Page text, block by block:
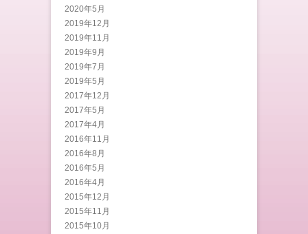
2020年5月
2019年12月
2019年11月
2019年9月
2019年7月
2019年5月
2017年12月
2017年5月
2017年4月
2016年11月
2016年8月
2016年5月
2016年4月
2015年12月
2015年11月
2015年10月